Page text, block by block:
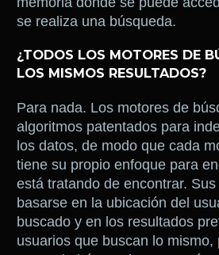
se realiza una búsqueda.
¿TODOS LOS MOTORES DE
LOS MISMOS RESULTADOS?
Para nada. Los motores de
algoritmos patentados para
los datos, de modo que cada
tiene su propio enfoque para
está tratando de encontrar.
basarse en la ubicación del
buscado y en los resultados
usuarios que buscan lo mismo,